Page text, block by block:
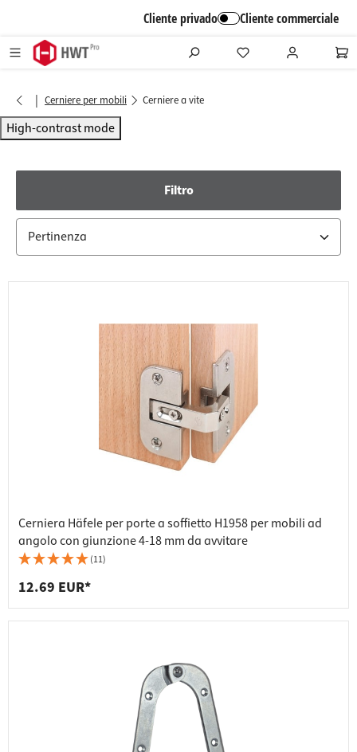
Cliente privado Cliente commerciale
| Cerniere per mobili Cerniere a vite
High-contrast mode
Filtro
Cerniera Häfele per porte a soffietto H1958 per mobili ad
angolo con giunzione 4-18 mm da avvitare
(11)
12.69 EUR*